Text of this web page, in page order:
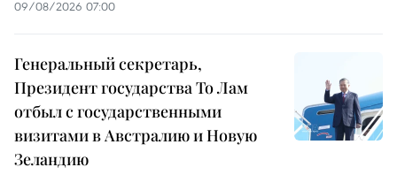
09/08/2026 07:00
Генеральный секретарь,
Президент государства То Лам
отбыл с государственными
визитами в Австралию и Новую
Зеландию